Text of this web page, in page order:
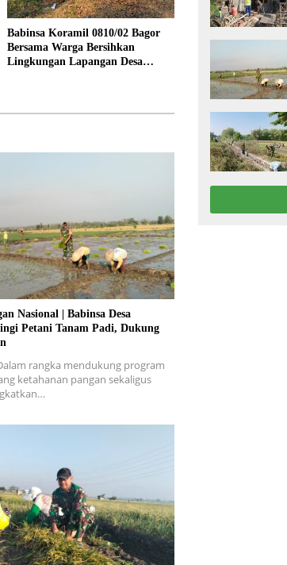
Babinsa Koramil 0810/02 Bagor
Bersama Warga Bersihkan
Lingkungan Lapangan Desa
Nasional | Babinsa Desa
Petani Tanam Padi, Dukung
rangka mendukung program
ketahanan pangan sekaligus